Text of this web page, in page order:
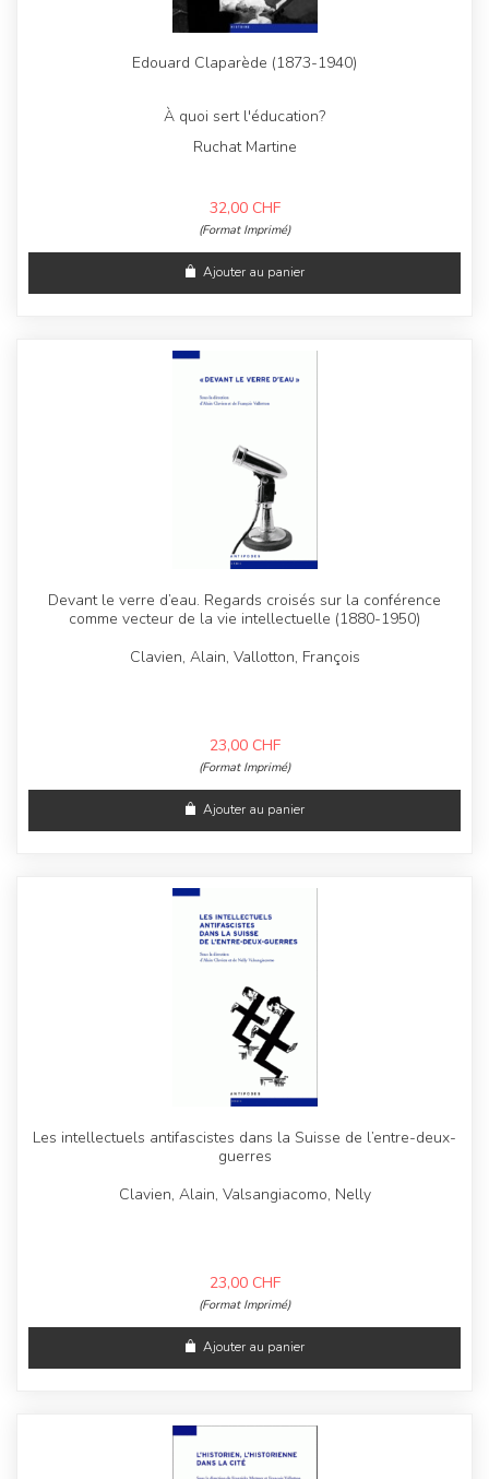
Edouard Claparède (1873-1940)
À quoi sert l'éducation?
Ruchat Martine
32,00 CHF
(Format Imprimé)
Ajouter au panier
Devant le verre d’eau. Regards croisés sur la conférence
comme vecteur de la vie intellectuelle (1880-1950)
Clavien, Alain, Vallotton, François
23,00 CHF
(Format Imprimé)
Ajouter au panier
Les intellectuels antifascistes dans la Suisse de l’entre-deux-
guerres
Clavien, Alain, Valsangiacomo, Nelly
23,00 CHF
(Format Imprimé)
Ajouter au panier